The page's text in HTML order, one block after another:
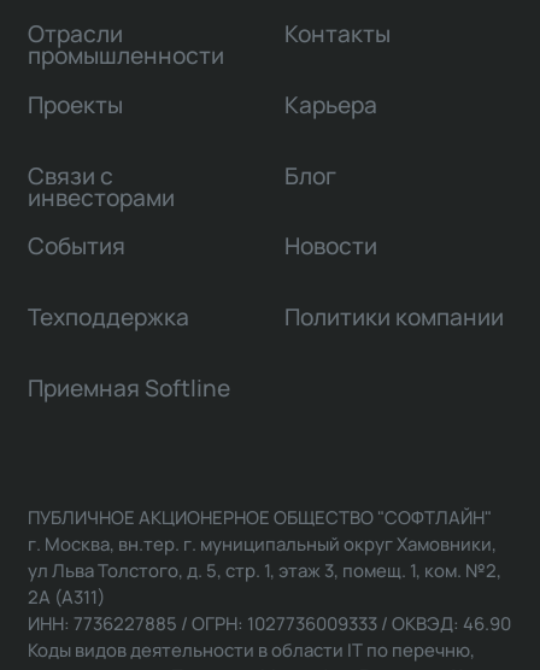
Отрасли
промышленности
Проекты
Связи с
инвесторами
Контакты
Карьера
Блог
События Новости
Техподдержка Политики компании
Приемная Softline
ПУБЛИЧНОЕ АКЦИОНЕРНОЕ ОБЩЕСТВО "СОФТЛАЙН"
г. Москва, вн.тер. г. муниципальный округ Хамовники,
ул Льва Толстого, д. 5, стр. 1, этаж 3, помещ. 1, ком. №2,
2А (А311)
ИНН: 7736227885 / ОГРН: 1027736009333 / ОКВЭД: 46.90
Коды видов деятельности в области IT по перечню,